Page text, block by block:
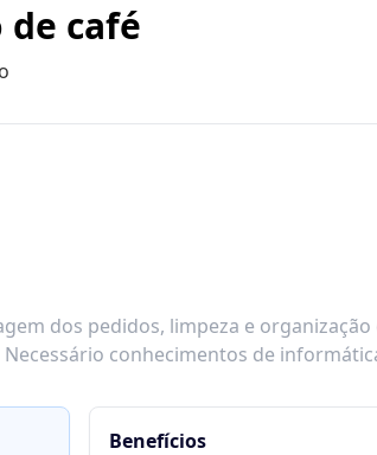
café
dos pedidos, limpeza e
conhecimentos de
Benefícios